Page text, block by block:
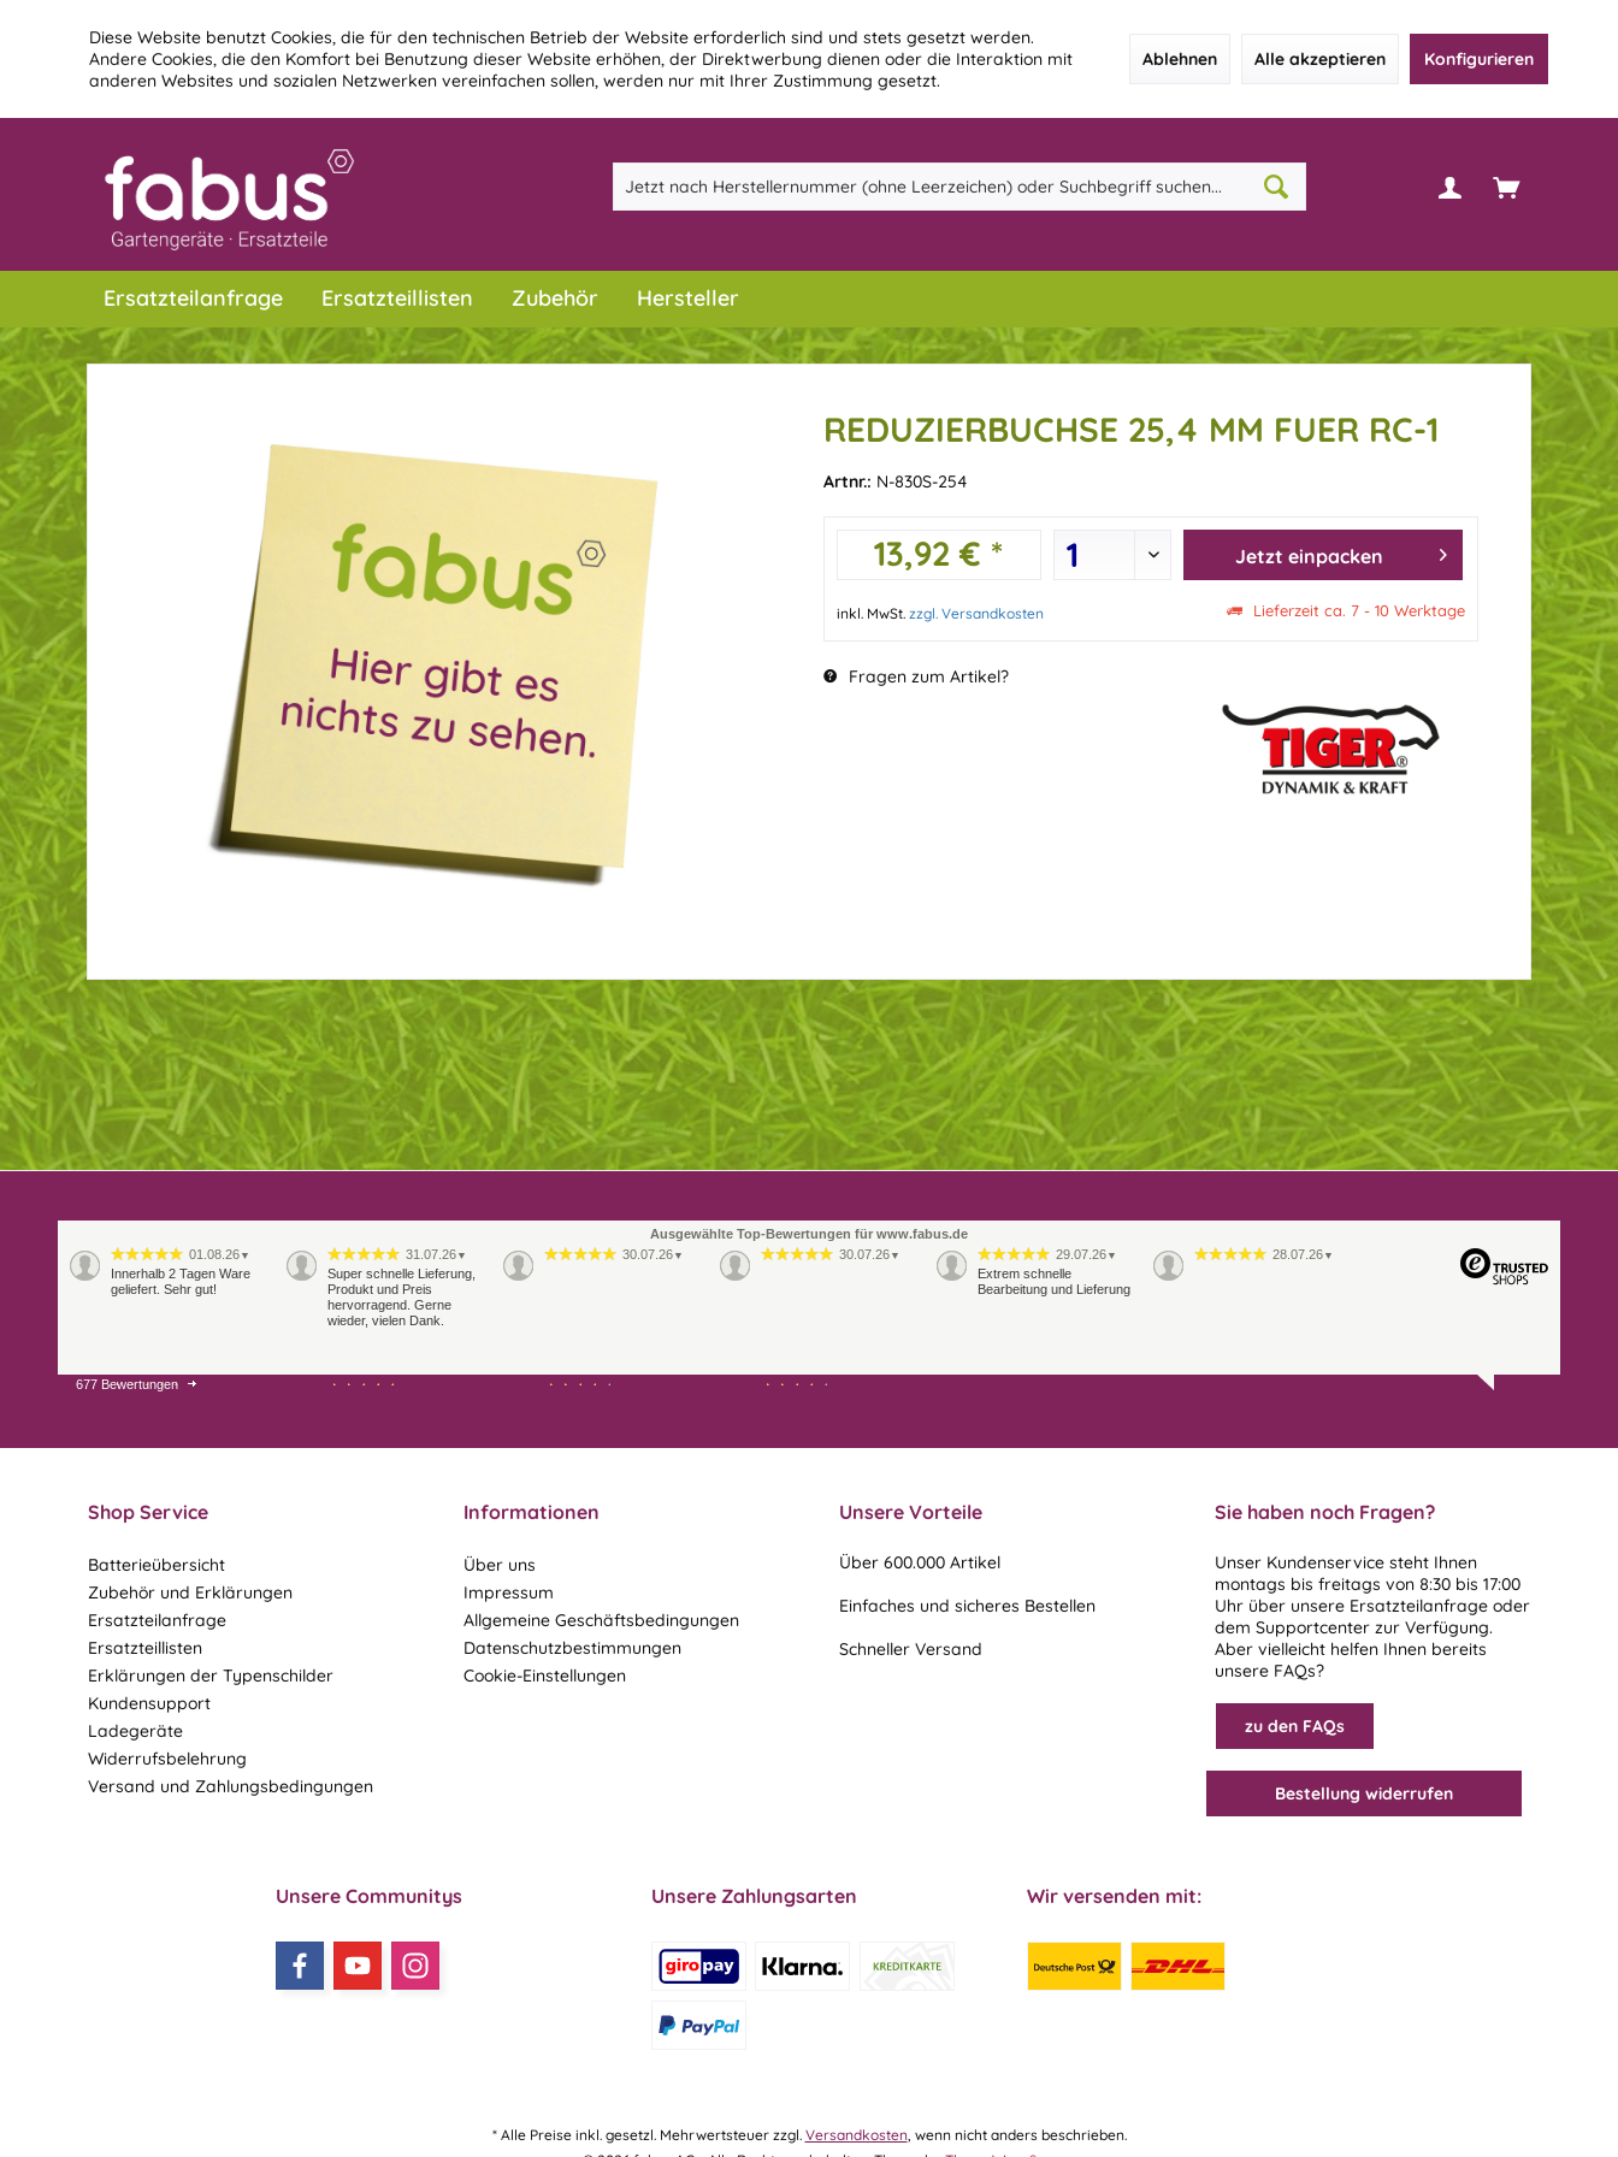
Diese Website benutzt Cookies, die für den technischen Betrieb der Website erforderlich sind und stets gesetzt werden.
Andere Cookies, die den Komfort bei Benutzung dieser Website erhöhen, der Direktwerbung dienen oder die Interaktion mit
anderen Websites und sozialen Netzwerken vereinfachen sollen, werden nur mit Ihrer Zustimmung gesetzt.
Ablehnen Alle akzeptieren Konfigurieren
Ersatzteilanfrage Ersatzteillisten Zubehör Hersteller
REDUZIERBUCHSE 25,4 MM FUER RC-1
Artnr.: N-830S-254
13,92 € * Jetzt einpacken
inkl. MwSt. zzgl. Versandkosten Lieferzeit ca. 7 - 10 Werktage
Fragen zum Artikel?
Ausgewählte Top-Bewertungen für www.fabus.de
01.08.26 ▼
Innerhalb 2 Tagen Ware
geliefert. Sehr gut!
31.07.26 ▼
Super schnelle Lieferung,
Produkt und Preis
hervorragend. Gerne
wieder, vielen Dank.
30.07.26 ▼ 30.07.26 ▼ 29.07.26 ▼
Extrem schnelle
Bearbeitung und Lieferung
28.07.26 ▼
27.07.26
677 Bewertungen
Shop Service
Batterieübersicht
Zubehör und Erklärungen
Ersatzteilanfrage
Ersatzteillisten
Erklärungen der Typenschilder
Kundensupport
Ladegeräte
Widerrufsbelehrung
Versand und Zahlungsbedingungen
Informationen
Über uns
Impressum
Allgemeine Geschäftsbedingungen
Datenschutzbestimmungen
Cookie-Einstellungen
Unsere Vorteile
Über 600.000 Artikel
Einfaches und sicheres Bestellen
Schneller Versand
Sie haben noch Fragen?
Unser Kundenservice steht Ihnen
montags bis freitags von 8:30 bis 17:00
Uhr über unsere Ersatzteilanfrage oder
dem Supportcenter zur Verfügung.
Aber vielleicht helfen Ihnen bereits
unsere FAQs?
zu den FAQs
Bestellung widerrufen
Unsere Communitys Unsere Zahlungsarten Wir versenden mit:
* Alle Preise inkl. gesetzl. Mehrwertsteuer zzgl. Versandkosten, wenn nicht anders beschrieben.